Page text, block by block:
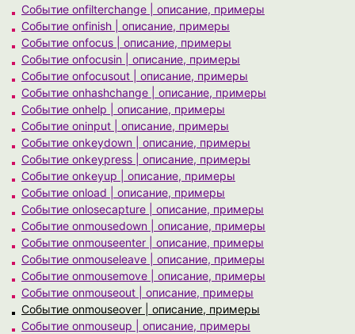
Событие onfilterchange | описание, примеры
Событие onfinish | описание, примеры
Событие onfocus | описание, примеры
Событие onfocusin | описание, примеры
Событие onfocusout | описание, примеры
Событие onhashchange | описание, примеры
Событие onhelp | описание, примеры
Событие oninput | описание, примеры
Событие onkeydown | описание, примеры
Событие onkeypress | описание, примеры
Событие onkeyup | описание, примеры
Событие onload | описание, примеры
Событие onlosecapture | описание, примеры
Событие onmousedown | описание, примеры
Событие onmouseenter | описание, примеры
Событие onmouseleave | описание, примеры
Событие onmousemove | описание, примеры
Событие onmouseout | описание, примеры
Событие onmouseover | описание, примеры
Событие onmouseup | описание, примеры